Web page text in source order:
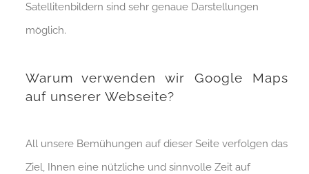
Satellitenbildern sind sehr genaue Darstellungen
möglich.
Warum verwenden wir Google Maps
auf unserer Webseite?
All unsere Bemühungen auf dieser Seite verfolgen das
Ziel, Ihnen eine nützliche und sinnvolle Zeit auf